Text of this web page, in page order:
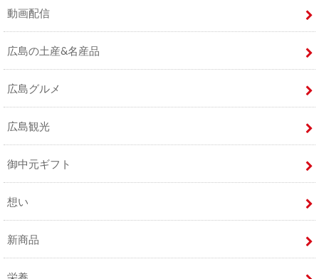
動画配信
広島の土産&名産品
広島グルメ
広島観光
御中元ギフト
想い
新商品